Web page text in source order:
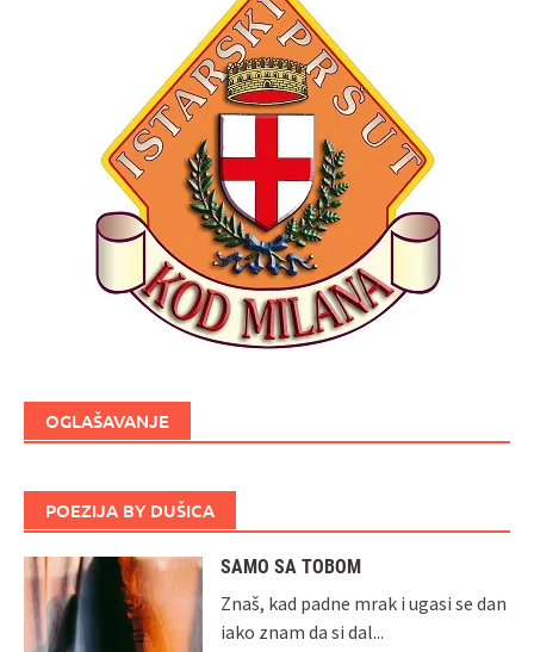
OGLAŠAVANJE
POEZIJA BY DUŠICA
SAMO SA TOBOM
Znaš, kad padne mrak i ugasi se dan
iako znam da si dal...